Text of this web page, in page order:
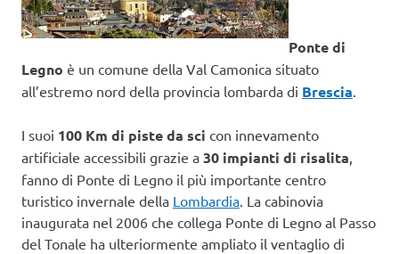
Ponte di
Legno è un comune della Val Camonica situato
all’estremo nord della provincia lombarda di Brescia.
I suoi 100 Km di piste da sci con innevamento
artificiale accessibili grazie a 30 impianti di risalita,
fanno di Ponte di Legno il più importante centro
turistico invernale della Lombardia. La cabinovia
inaugurata nel 2006 che collega Ponte di Legno al Passo
del Tonale ha ulteriormente ampliato il ventaglio di